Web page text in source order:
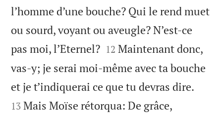
l’homme d’une bouche? Qui le rend muet
ou sourd, voyant ou aveugle? N’est-ce
pas moi, l’Eternel?
12 Maintenant donc,
vas-y; je serai moi-même avec ta bouche
et je t’indiquerai ce que tu devras dire.
13 Mais Moïse rétorqua: De grâce,